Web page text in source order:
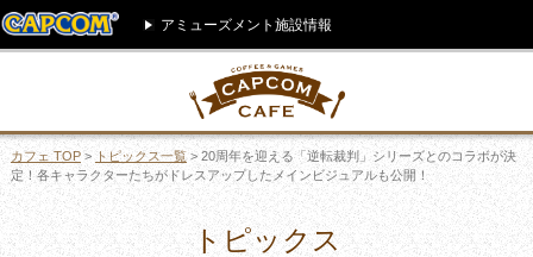
アミューズメント施設情報
カフェ TOP> トピックス一覧> 20周年を迎える「逆転裁判」シリーズとのコラボが決
定！各キャラクターたちがドレスアップしたメインビジュアルも公開！
トピックス